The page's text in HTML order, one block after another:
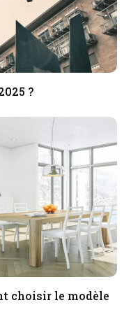
?
choisir le modèle